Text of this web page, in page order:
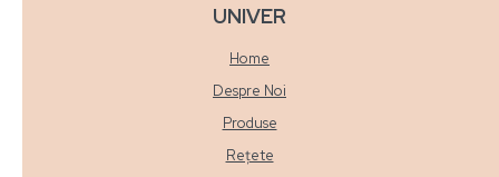
UNIVER
Home
Despre Noi
Produse
Rețete